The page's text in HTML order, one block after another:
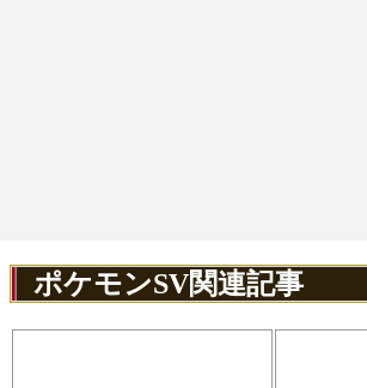
ポケモンSV関連記事